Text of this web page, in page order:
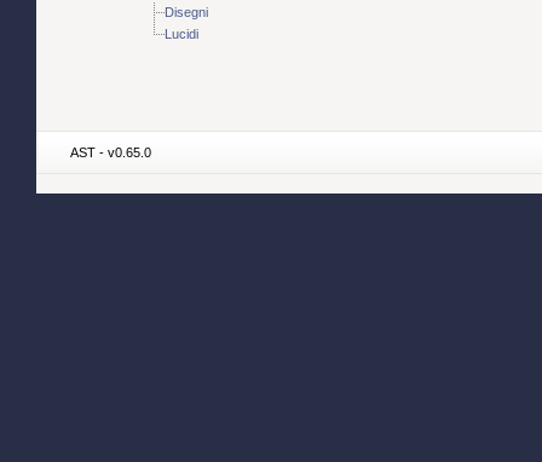
Disegni
Lucidi
AST - v0.65.0